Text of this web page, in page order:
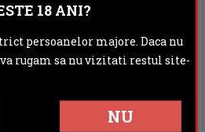
INFORMATII ADITIONALE
sa inspire. In Muse Day
unei zile insorite si nuantele
18 ANI?
persoanelor majore. Daca nu
rugam sa nu vizitati restul site-
NU